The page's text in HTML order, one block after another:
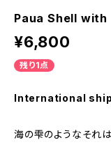
Paua Shell
¥6,800
残り1点
International
海の雫のようなそれ